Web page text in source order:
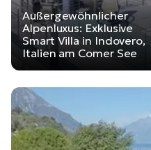
Außergewöhnlicher
Alpenluxus: Exklusive
Smart Villa in Indovero,
Italien am Comer See